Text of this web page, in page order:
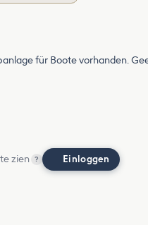
für Boote vorhanden.
zien ? Einloggen